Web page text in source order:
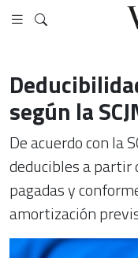
según la
De acuerdo con la
deducibles a partir
pagadas y
amortización